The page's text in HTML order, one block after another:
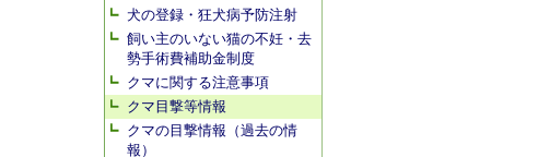
犬の登録・狂犬病予防注射
飼い主のいない猫の不妊・去
勢手術費補助金制度
クマに関する注意事項
クマ目撃等情報
クマの目撃情報（過去の情
報）